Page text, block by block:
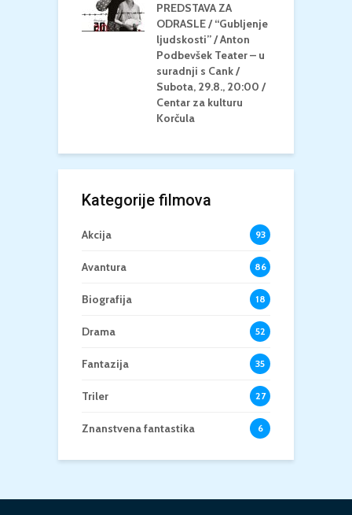
PREDSTAVA ZA
ODRASLE / “Gubljenje
ljudskosti” / Anton
Podbevšek Teater – u
suradnji s Cank /
Subota, 29.8., 20:00 /
Centar za kulturu
Korčula
Kategorije filmova
Akcija 93
Avantura 86
Biografija 18
Drama 52
Fantazija 35
Triler 27
Znanstvena fantastika 6